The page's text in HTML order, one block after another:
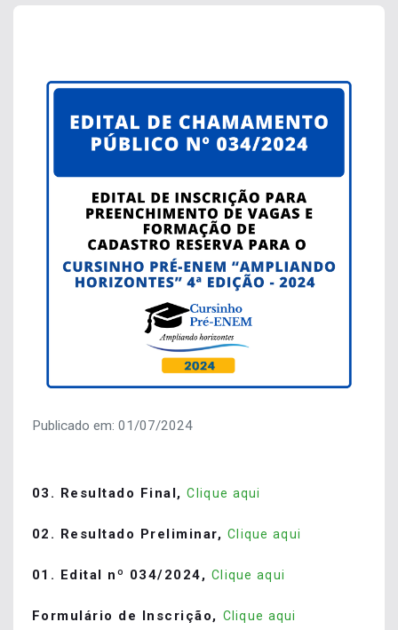
Publicado em: 01/07/2024
03. Resultado Final,Clique aqui
02. Resultado Preliminar, Clique aqui
01. Edital nº 034/2024, Clique aqui
Formulário de Inscrição, Clique aqui